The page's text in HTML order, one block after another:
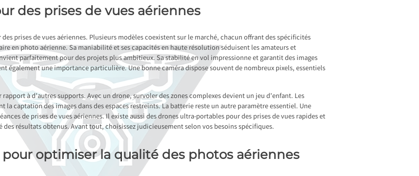
des prises de vues aériennes
prises de vues aériennes. Plusieurs modèles coexistent sur le marché, chacun offrant des spécificités
en photo aérienne. Sa maniabilité et ses capacités en haute résolution séduisent les amateurs et
parfaitement pour des projets plus ambitieux. Sa stabilité en vol impressionne et garantit des images
également une importance particulière. Une bonne caméra dispose souvent de nombreux pixels, essentiels
à d’autres supports. Avec un drone, survoler des zones complexes devient un jeu d’enfant. Les
la captation des images dans des espaces restreints. La batterie reste un autre paramètre essentiel. Une
de prises de vues aériennes. Il existe aussi des drones ultra-portables pour des prises de vues rapides et
des résultats obtenus. Avant tout, choisissez judicieusement selon vos besoins spécifiques.
pour optimiser la qualité des photos aériennes